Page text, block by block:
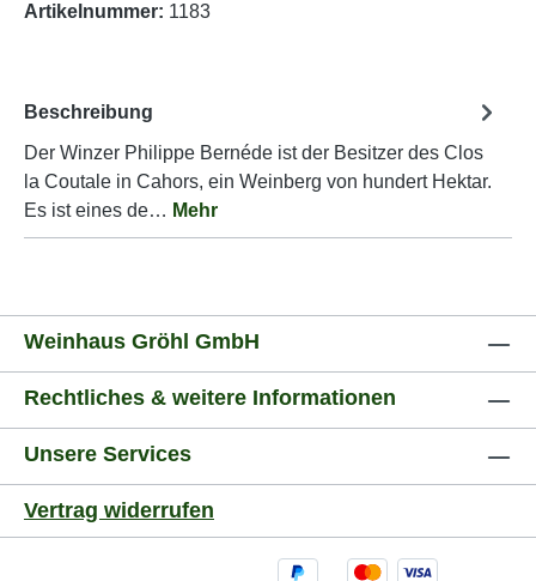
Artikelnummer: 1183
Beschreibung
Der Winzer Philippe Bernéde ist der Besitzer des Clos
la Coutale in Cahors, ein Weinberg von hundert Hektar.
Es ist eines de… Mehr
Weinhaus Gröhl GmbH
Rechtliches & weitere Informationen
Unsere Services
Vertrag widerrufen